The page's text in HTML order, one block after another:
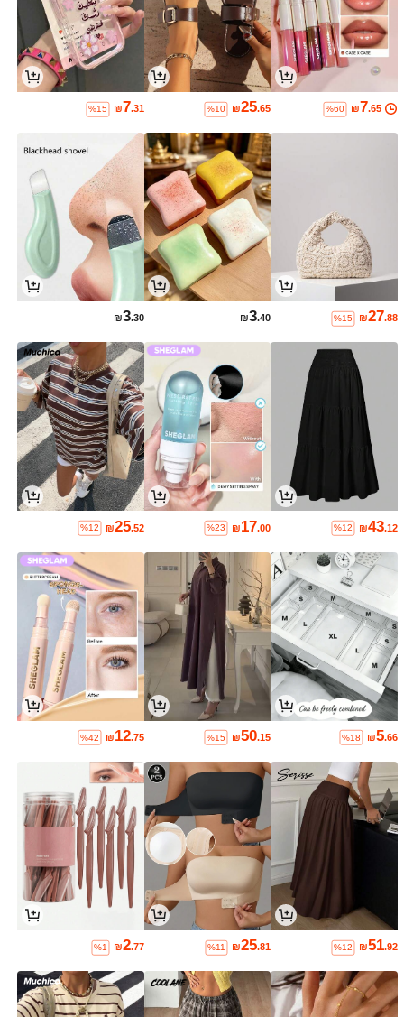
₪7.65
%60
₪25.65
%10
₪7.31
%15
₪27.88
%15
₪3.40
₪3.30
₪43.12
%12
₪17.00
%23
₪25.52
%12
₪5.66
%18
₪50.15
%15
₪12.75
%42
₪51.92
%12
₪25.81
%11
₪2.77
%1